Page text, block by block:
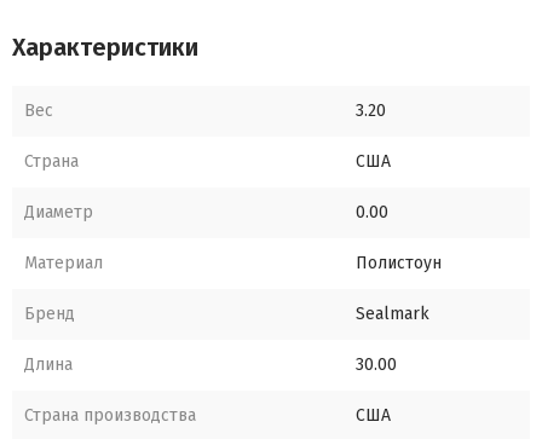
Характеристики
Вес 3.20
Страна США
Диаметр 0.00
Материал Полистоун
Бренд Sealmark
Длина 30.00
Страна производства США